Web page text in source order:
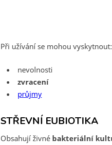
Při užívání se mohou vyskytnout:
nevolnosti
zvracení
průjmy
STŘEVNÍ EUBIOTIKA
Obsahují živné bakteriální